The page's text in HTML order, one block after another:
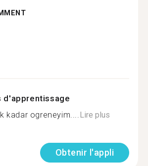
d'apprentissage
kadar ogreneyim....Lire plus
Obtenir l'appli